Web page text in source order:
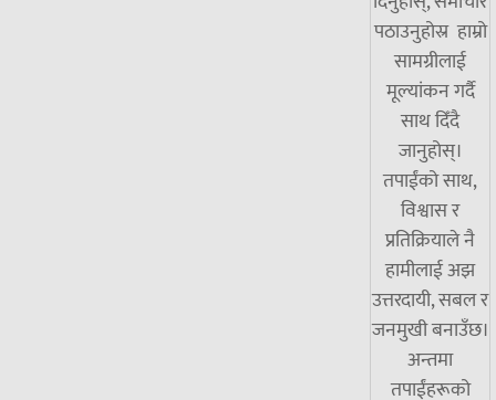
पठाउनुहोस्र हाम्रो
सामग्रीलाई
मूल्यांकन गर्दै
साथ दिँदै
जानुहोस्।
तपाईंको साथ,
विश्वास र
प्रतिक्रियाले नै
हामीलाई अझ
उत्तरदायी, सबल र
जनमुखी बनाउँछ।
अन्तमा
तपाईंहरूको